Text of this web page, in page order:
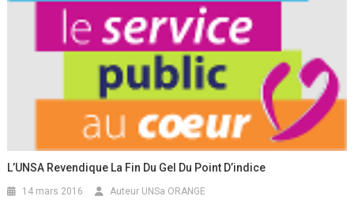
L’UNSA Revendique La Fin Du Gel Du Point D’indice
14 mars 2016 Auteur UNSa ORANGE